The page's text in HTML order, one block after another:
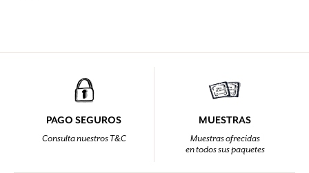
PAGO SEGUROS
Consulta nuestros T&C
MUESTRAS
Muestras ofrecidas
en todos sus paquetes